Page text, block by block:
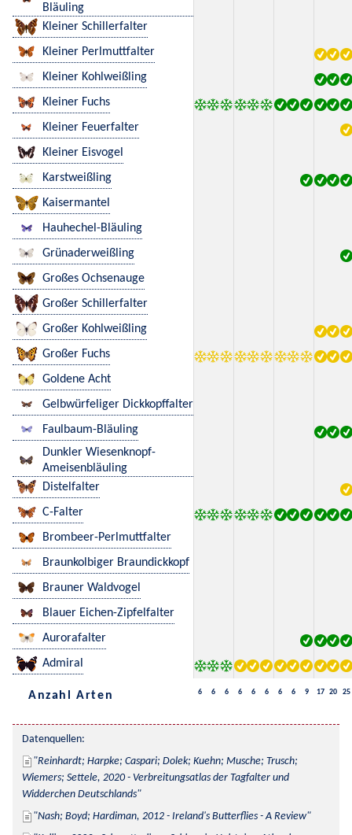
Bläuling
Kleiner Schillerfalter
Kleiner Perlmuttfalter
Kleiner Kohlweißling
Kleiner Fuchs
Kleiner Feuerfalter
Kleiner Eisvogel
Karstweißling
Kaisermantel
Hauhechel-Bläuling
Grünaderweißling
Großes Ochsenauge
Großer Schillerfalter
Großer Kohlweißling
Großer Fuchs
Goldene Acht
Gelbwürfeliger Dickkopffalter
Faulbaum-Bläuling
Dunkler Wiesenknopf-
Ameisenbläuling
Distelfalter
C-Falter
Brombeer-Perlmuttfalter
Braunkolbiger Braundickkopf
Brauner Waldvogel
Blauer Eichen-Zipfelfalter
Aurorafalter
Admiral
Anzahl Arten 6 6 6 6 6 6 6 6 9 17 20 25
Datenquellen:
Reinhardt; Harpke; Caspari; Dolek; Kuehn; Musche; Trusch;
Wiemers; Settele, 2020 - Verbreitungsatlas der Tagfalter und
Widderchen Deutschlands
Nash; Boyd; Hardiman, 2012 - Ireland's Butterflies - A Review